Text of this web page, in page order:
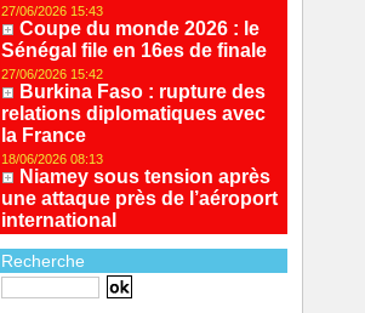
27/06/2026 15:43
Coupe du monde 2026 : le
Sénégal file en 16es de finale
27/06/2026 15:42
Burkina Faso : rupture des
relations diplomatiques avec
la France
18/06/2026 08:13
Niamey sous tension après
une attaque près de l’aéroport
international
Recherche